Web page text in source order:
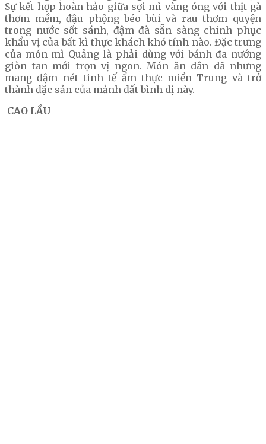
Sự kết hợp hoàn hảo giữa sợi mì vàng óng với thịt gà
thơm mềm, đậu phộng béo bùi và rau thơm quyện
trong nước sốt sánh, đậm đà sẵn sàng chinh phục
khẩu vị của bất kì thực khách khó tính nào. Đặc trưng
của món mì Quảng là phải dùng với bánh đa nướng
giòn tan mới trọn vị ngon. Món ăn dân dã nhưng
mang đậm nét tinh tế ẩm thực miền Trung và trở
thành đặc sản của mảnh đất bình dị này.
CAO LẦU